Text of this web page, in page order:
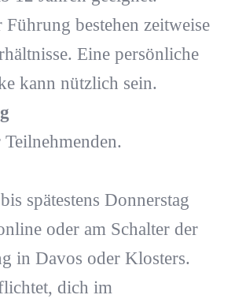
bestehen zeitweise
Eine persönliche
kann nützlich sein.
Teilnehmenden.
spätestens Donnerstag
oder am Schalter der
in Davos oder Klosters.
dich im